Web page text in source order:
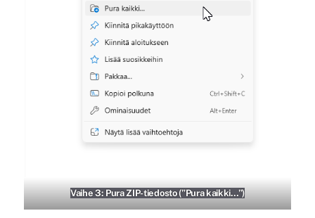
Vaihe 3: Pura ZIP-tiedosto (”Pura kaikki…”)